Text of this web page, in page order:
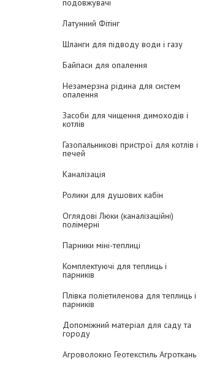
подовжувачі
Латунний Фітінг
Шланги для підводу води і газу
Байпаси для опалення
Незамерзна рідина для систем
опалення
Засоби для чищення димоходів і
котлів
Газопальникові пристрої для котлів і
печей
Каналізація
Ролики для душових кабін
Оглядові Люки (каналізаційні)
полімерні
Парники міні-теплиці
Комплектуючі для теплиць і
парників
Плівка поліетиленова для теплиць і
парників
Допоміжний матеріал для саду та
городу
Агроволокно Геотекстиль Агроткань